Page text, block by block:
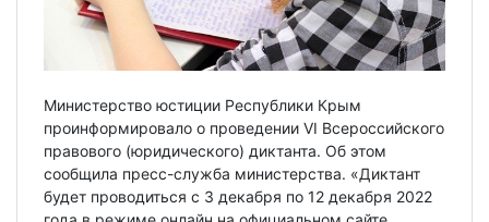
Министерство юстиции Республики Крым
проинформировало о проведении VI Всероссийского
правового (юридического) диктанта. Об этом
сообщила пресс-служба министерства. «Диктант
будет проводиться с 3 декабря по 12 декабря 2022